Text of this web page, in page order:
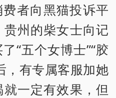
者向黑猫投诉平
州的柴女士向记
“五个女博士”“胶
，有专属客服加她
一定有效果，但